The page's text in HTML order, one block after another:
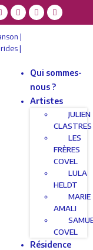
Qui sommes-
nous ?
Artistes
JULIEN
CLASTRES
LES
FRÈRES
COVEL
LULA
HELDT
MARIE
AMALI
COVEL
Résidence